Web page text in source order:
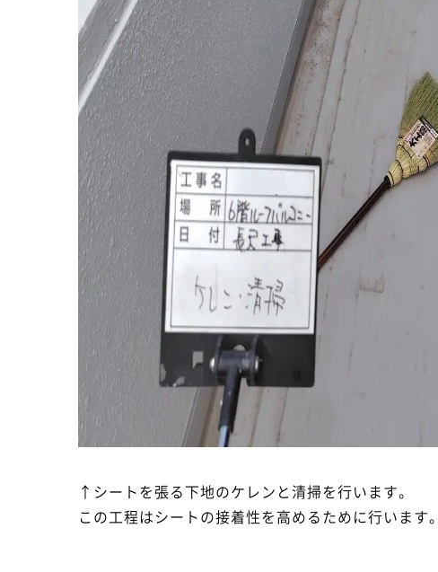
↑シートを張る下地のケレンと清掃を行います。
この工程はシートの接着性を高めるために行います。